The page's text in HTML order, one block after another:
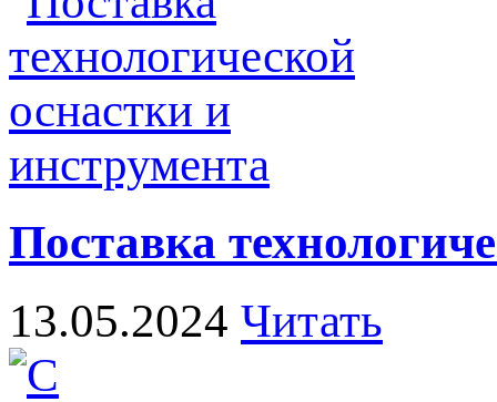
Поставка
13.05.2024 Читать